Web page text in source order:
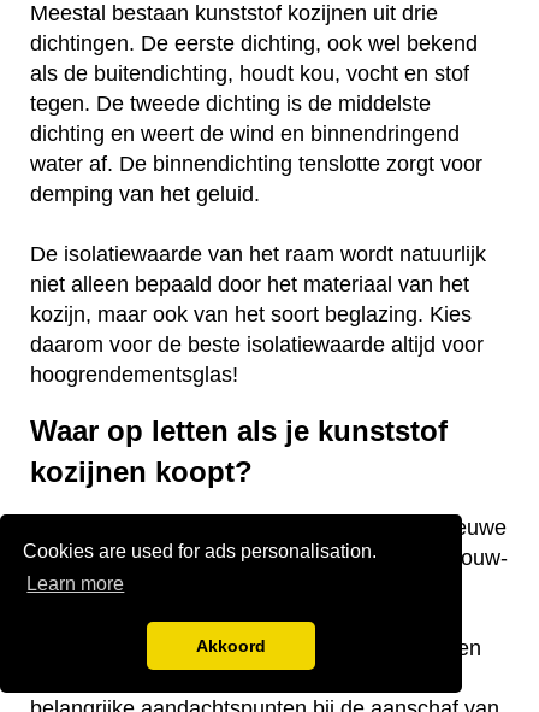
Cookies are used for ads personalisation.
Learn more
Akkoord
Meestal bestaan kunststof kozijnen uit drie
dichtingen. De eerste dichting, ook wel bekend
als de buitendichting, houdt kou, vocht en stof
tegen. De tweede dichting is de middelste
dichting en weert de wind en binnendringend
water af. De binnendichting tenslotte zorgt voor
demping van het geluid.
De isolatiewaarde van het raam wordt natuurlijk
niet alleen bepaald door het materiaal van het
kozijn, maar ook van het soort beglazing. Kies
daarom voor de beste isolatiewaarde altijd voor
hoogrendementsglas!
Waar op letten als je kunststof
kozijnen koopt?
Vraag je je af waar je op moet letten als je nieuwe
kunststof kozijnen gaat kopen voor je nieuwbouw-
of bestaande woning? Wij hebben een aantal
nuttige tips voor je! De keurmerken van de
kozijnen, welke isolatiewaarde je nodig hebt en
welk raamtype je wilt laten plaatsen zijn